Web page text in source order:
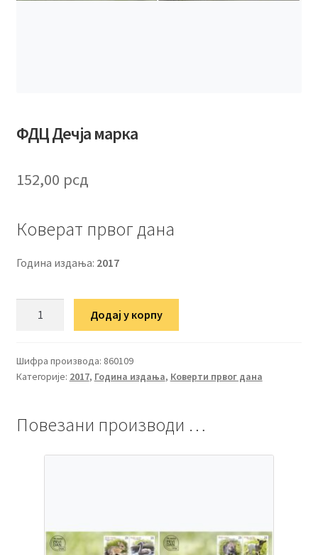
ФДЦ Дечја марка
152,00 рсд
Коверат првог дана
Година издања: 2017
количина
Додај у корпу
Шифра производа: 860109
Категорије: 2017, Година издања, Коверти првог дана
Повезани производи …